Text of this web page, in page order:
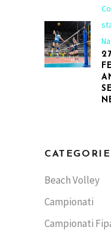
CATEGORIE
Beach Volley
Campionati
Campionati